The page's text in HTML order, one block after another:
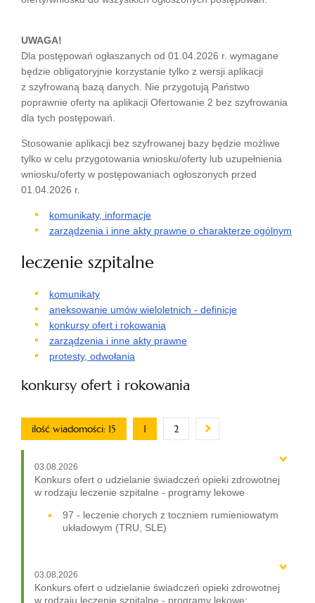
UWAGA!
Dla postępowań ogłaszanych od 01.04.2026 r. wymagane
będzie obligatoryjnie korzystanie tylko z wersji aplikacji
z szyfrowaną bazą danych. Nie przygotują Państwo
poprawnie oferty na aplikacji Ofertowanie 2 bez szyfrowania
dla tych postępowań.
Stosowanie aplikacji bez szyfrowanej bazy będzie możliwe
tylko w celu przygotowania wniosku/oferty lub uzupełnienia
wniosku/oferty w postępowaniach ogłoszonych przed
01.04.2026 r.
komunikaty, informacje
zarządzenia i inne akty prawne o charakterze ogólnym
leczenie szpitalne
komunikaty
aneksowanie umów wieloletnich - definicje
konkursy ofert i rokowania
zarządzenia i inne akty prawne
protesty, odwołania
konkursy ofert i rokowania
ilość wiadomości: 15 1 2
03.08.2026
Konkurs ofert o udzielanie świadczeń opieki zdrowotnej
w rodzaju leczenie szpitalne - programy lekowe
97 - leczenie chorych z toczniem rumieniowatym
układowym (TRU, SLE)
03.08.2026
Konkurs ofert o udzielanie świadczeń opieki zdrowotnej
w rodzaju leczenie szpitalne - programy lekowe: